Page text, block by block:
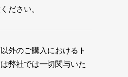
ださい。
外のご購入におけるト
弊社では一切関与いた